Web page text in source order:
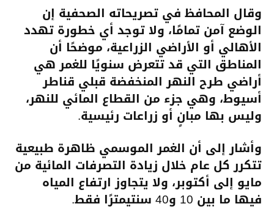
وقال المحافظ في تصريحاته الصحفية إن
الوضع آمن تمامًا، ولا توجد أي خطورة تهدد
الأهالي أو الأراضي الزراعية، موضحًا أن
المناطق التي قد تتعرض سنويًا للغمر هي
أراضي طرح النهر المنخفضة قبلي قناطر
أسيوط، وهي جزء من القطاع المائي للنهر،
وليس بها مبانٍ أو زراعات رئيسية.
وأشار إلى أن الغمر الموسمي ظاهرة طبيعية
تتكرر كل عام خلال زيادة التصرفات المائية من
مايو إلى أكتوبر، ولا يتجاوز ارتفاع المياه
فيها ما بين 10 و40 سنتيمترًا فقط.